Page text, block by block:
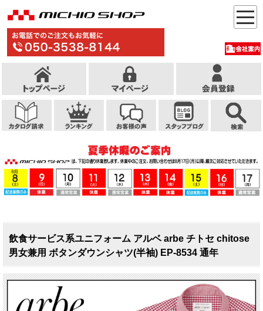
飲食サービス系ユニフォーム アルベ arbe チトセ chitose
男女兼用 ボタンダウンシャツ(半袖) EP-8534 通年